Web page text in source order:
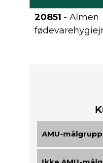
20851 - Almen
AMU-